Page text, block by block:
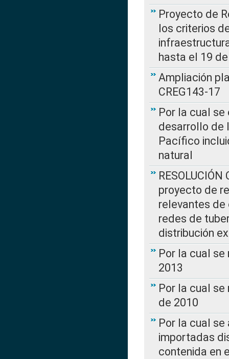
Proyecto de
los criterios
hasta el 19
Ampliación
CREG143-17
Por la cual
desarrollo de
Pacífico
natural
proyecto de
relevantes de
redes de
distribución
Por la cual se
2013
Por la cual se
de 2010
Por la cual
importadas
contenida en